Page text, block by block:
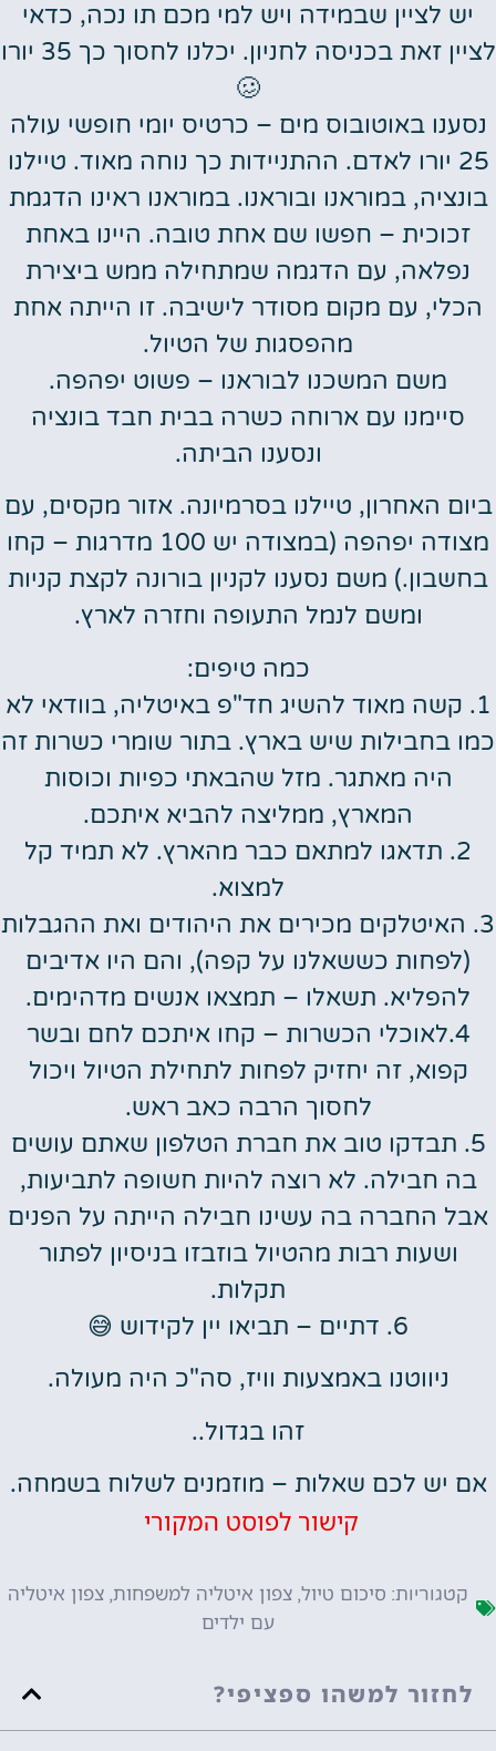
יש לציין שבמידה ויש למי מכם תו נכה, כדאי
לציין זאת בכניסה לחניון. יכלנו לחסוך כך 35 יורו
🥴
נסענו באוטובוס מים – כרטיס יומי חופשי עולה
25 יורו לאדם. ההתניידות כך נוחה מאוד. טיילנו
בונציה, במוראנו ובוראנו. במוראנו ראינו הדגמת
זכוכית – חפשו שם אחת טובה. היינו באחת
נפלאה, עם הדגמה שמתחילה ממש ביצירת
הכלי, עם מקום מסודר לישיבה. זו הייתה אחת
מהפסגות של הטיול.
משם המשכנו לבוראנו – פשוט יפהפה.
סיימנו עם ארוחה כשרה בבית חבד בונציה
ונסענו הביתה.
ביום האחרון, טיילנו בסרמיונה. אזור מקסים, עם
מצודה יפהפה (במצודה יש 100 מדרגות – קחו
בחשבון.) משם נסענו לקניון בורונה לקצת קניות
ומשם לנמל התעופה וחזרה לארץ.
כמה טיפים:
1. קשה מאוד להשיג חד"פ באיטליה, בוודאי לא
כמו בחבילות שיש בארץ. בתור שומרי כשרות זה
היה מאתגר. מזל שהבאתי כפיות וכוסות
המארץ, ממליצה להביא איתכם.
2. תדאגו למתאם כבר מהארץ. לא תמיד קל
למצוא.
3. האיטלקים מכירים את היהודים ואת ההגבלות
(לפחות כששאלנו על קפה), והם היו אדיבים
להפליא. תשאלו – תמצאו אנשים מדהימים.
4.לאוכלי הכשרות – קחו איתכם לחם ובשר
קפוא, זה יחזיק לפחות לתחילת הטיול ויכול
לחסוך הרבה כאב ראש.
5. תבדקו טוב את חברת הטלפון שאתם עושים
בה חבילה. לא רוצה להיות חשופה לתביעות,
אבל החברה בה עשינו חבילה הייתה על הפנים
ושעות רבות מהטיול בוזבזו בניסיון לפתור
תקלות.
6. דתיים – תביאו יין לקידוש 😅
ניווטנו באמצעות וויז, סה"כ היה מעולה.
זהו בגדול..
אם יש לכם שאלות – מוזמנים לשלוח בשמחה.
קישור לפוסט המקורי
קטגוריות: סיכום טיול,צפון איטליה למשפחות,צפון איטליה
עם ילדים
לחזור למשהו ספציפי?